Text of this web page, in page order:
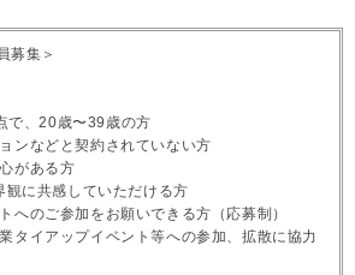
募集＞
で、20歳〜39歳の方
ンなどと契約されていない方
がある方
観に共感していただける方
へのご参加をお願いできる方（応募制）
タイアップイベント等への参加、拡散に協力